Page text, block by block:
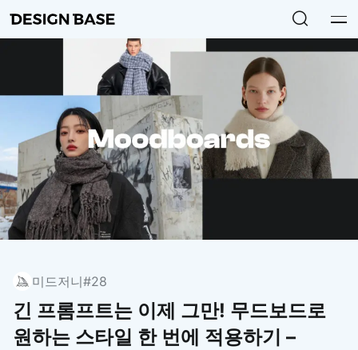
미드저니#28
긴 프롬프트는 이제 그만! 무드보드로
원하는 스타일 한 번에 적용하기 –